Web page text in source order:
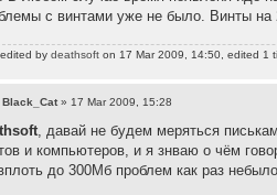
с винтами уже не было. Винты на
bydeathsoft on 17 Mar 2009, 14:50, edited 1
Black_Cat» 17 Mar 2009, 15:28
, давай не будем меряться
и компьютеров, и я знваю о чём
до 300Мб проблем как раз